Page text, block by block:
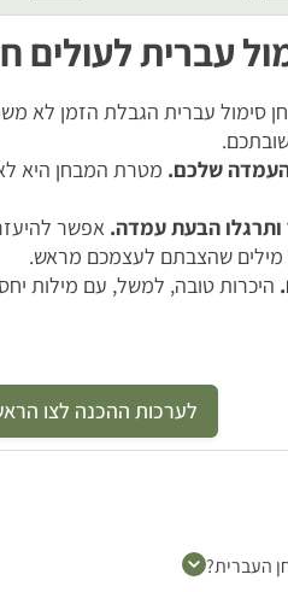
עברית לעולים
סימול עברית הגבלת הזמן לא
שלכם. מטרת המבחן היא
הבעת עמדה. אפשר
מילים שהצבתם לעצמכם מראש.
היכרות טובה, למשל, עם מילות
לערכות ההכנה לצו
העברית?